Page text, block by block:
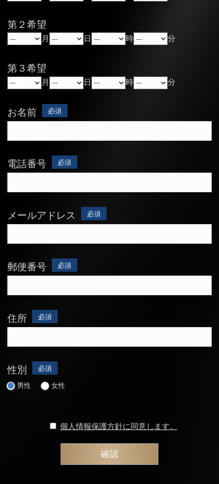
第２希望
月 日 時 分
第３希望
月 日 時 分
お名前 必須
電話番号 必須
メールアドレス 必須
郵便番号 必須
住所 必須
性別
必須
男性
女性
個人情報保護方針に同意します。